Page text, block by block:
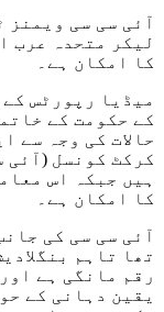
لیکر متحدہ عرب
کا امکان ہے۔
میڈیا رپورٹس کے
کے حکومت کے
حالات کی وجہ سے
کرکٹ کونسل (آئی
کا امکان ہے۔
تھا تاہم
رقم مانگی ہے
یقین دہانی کے